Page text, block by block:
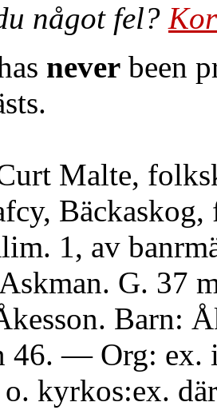
något fel?
never been
Malte,
1, av
G. 37
Barn:
46. — Org: ex.
kyrkos:ex.